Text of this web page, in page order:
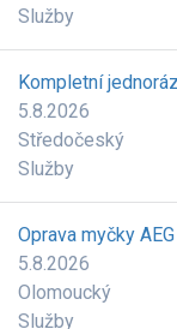
Služby
Kompletní
5.8.2026
Středočeský
Služby
Oprava myčky
5.8.2026
Olomoucký
Služby